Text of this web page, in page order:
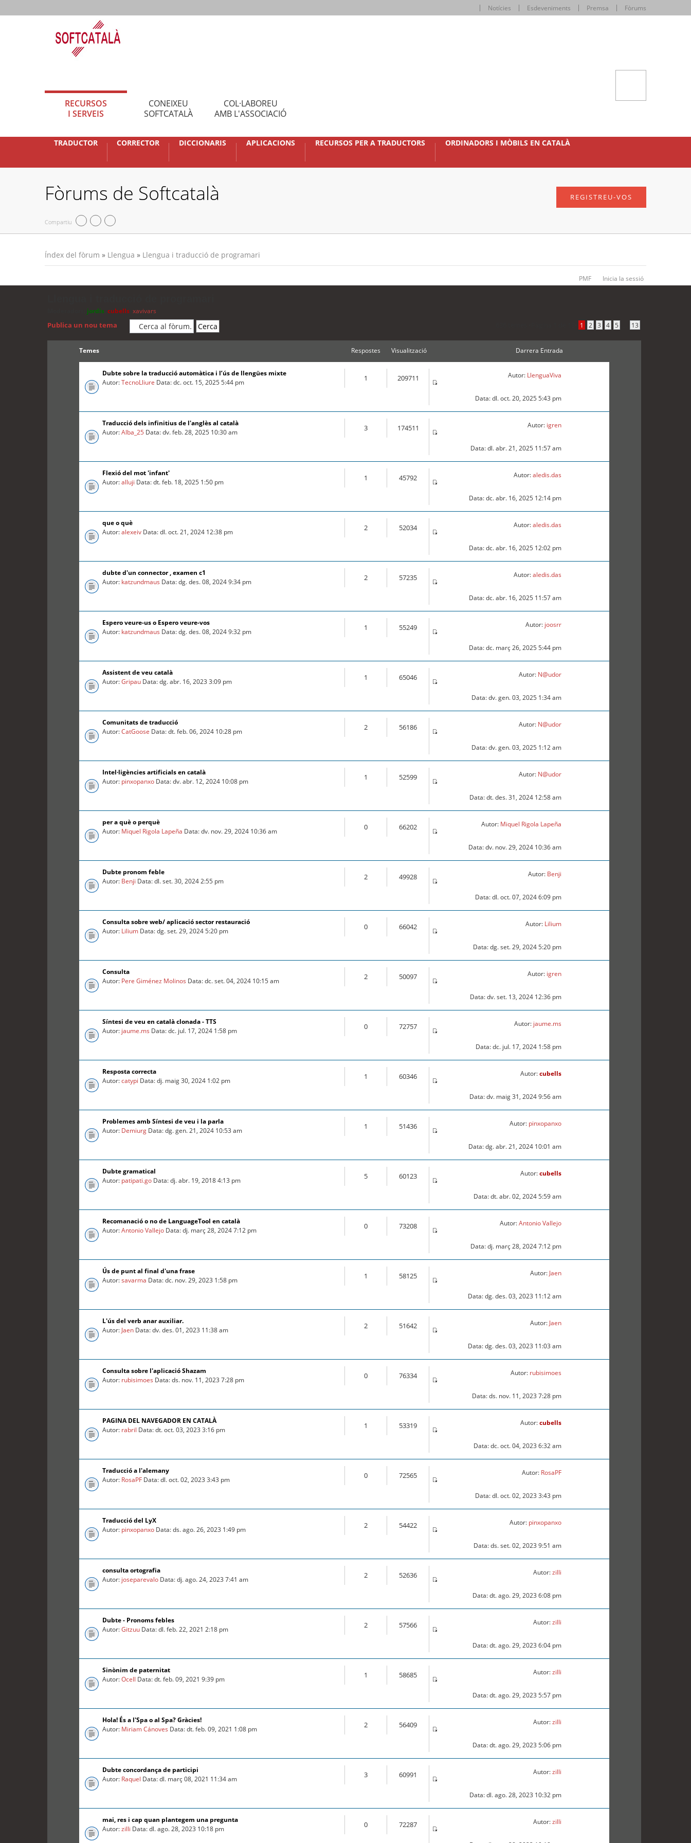
Notícies Esdeveniments Premsa Fòrums
RECURSOS
I SERVEIS
CONEIXEU
SOFTCATALÀ
COL·LABOREU
AMB L'ASSOCIACIÓ
TRADUCTOR CORRECTOR DICCIONARIS APLICACIONS RECURSOS PER A TRADUCTORS ORDINADORS I MÒBILS EN CATALÀ
Fòrums de Softcatalà
Compartiu
REGISTREU-VOS
Índex del fòrum » Llengua » Llengua i traducció de programari
PMF Inicia la sessió
jordis cubells xavivars
Publica un nou tema 1 2 3 4 5 13
Temes Respostes Visualització Darrera Entrada
Dubte sobre la traducció automàtica i l’ús de llengües mixte
Autor:TecnoLliure Data: dc. oct. 15, 2025 5:44 pm 1 209711 Autor: LlenguaViva
Data: dl. oct. 20, 2025 5:43 pm
Traducció dels infinitius de l'anglès al català
Autor:Alba_25 Data: dv. feb. 28, 2025 10:30 am 3 174511 Autor: igren
Data: dl. abr. 21, 2025 11:57 am
Flexió del mot 'infant'
Autor:alluji Data: dt. feb. 18, 2025 1:50 pm 1 45792 Autor:aledis.das
Data: dc. abr. 16, 2025 12:14 pm
que o què
Autor:alexeiv Data: dl. oct. 21, 2024 12:38 pm 2 52034 Autor:aledis.das
Data: dc. abr. 16, 2025 12:02 pm
dubte d'un connector , examen c1
Autor: katzundmaus Data: dg. des. 08, 2024 9:34 pm 2 57235 Autor:aledis.das
Data: dc. abr. 16, 2025 11:57 am
Espero veure-us o Espero veure-vos
Autor: katzundmaus Data: dg. des. 08, 2024 9:32 pm 1 55249 Autor: joosrr
Data: dc. març 26, 2025 5:44 pm
Assistent de veu català
Autor:Gripau Data: dg. abr. 16, 2023 3:09 pm 1 65046 Autor: N@udor
Data: dv. gen. 03, 2025 1:34 am
Comunitats de traducció
Autor:CatGoose Data: dt. feb. 06, 2024 10:28 pm 2 56186 Autor: N@udor
Data: dv. gen. 03, 2025 1:12 am
Intel·ligències artificials en català
Autor: pinxopanxo Data: dv. abr. 12, 2024 10:08 pm 1 52599 Autor: N@udor
Data: dt. des. 31, 2024 12:58 am
per a què o perquè
Autor: Miquel Rigola Lapeña Data: dv. nov. 29, 2024 10:36 am 0 66202 Autor: Miquel Rigola Lapeña
Data: dv. nov. 29, 2024 10:36 am
Dubte pronom feble
Autor: Benji Data: dl. set. 30, 2024 2:55 pm 2 49928 Autor: Benji
Data: dl. oct. 07, 2024 6:09 pm
Consulta sobre web/ aplicació sector restauració
Autor: Lilium Data: dg. set. 29, 2024 5:20 pm 0 66042 Autor: Lilium
Data: dg. set. 29, 2024 5:20 pm
Consulta
Autor: Pere Giménez Molinos Data: dc. set. 04, 2024 10:15 am 2 50097 Autor: igren
Data: dv. set. 13, 2024 12:36 pm
Síntesi de veu en català clonada - TTS
Autor: jaume.ms Data: dc. jul. 17, 2024 1:58 pm 0 72757 Autor: jaume.ms
Data: dc. jul. 17, 2024 1:58 pm
Resposta correcta
Autor:catypi Data: dj. maig 30, 2024 1:02 pm 1 60346 Autor:cubells
Data: dv. maig 31, 2024 9:56 am
Problemes amb Síntesi de veu i la parla
Autor: Demiurg Data: dg. gen. 21, 2024 10:53 am 1 51436 Autor: pinxopanxo
Data: dg. abr. 21, 2024 10:01 am
Dubte gramatical
Autor: patipati.go Data: dj. abr. 19, 2018 4:13 pm 5 60123 Autor:cubells
Data: dt. abr. 02, 2024 5:59 am
Recomanació o no de LanguageTool en català
Autor:Antonio Vallejo Data: dj. març 28, 2024 7:12 pm 0 73208 Autor:Antonio Vallejo
Data: dj. març 28, 2024 7:12 pm
Ús de punt al final d'una frase
Autor:savarma Data: dc. nov. 29, 2023 1:58 pm 1 58125 Autor: Jaen
Data: dg. des. 03, 2023 11:12 am
L'ús del verb anar auxiliar.
Autor: Jaen Data: dv. des. 01, 2023 11:38 am 2 51642 Autor: Jaen
Data: dg. des. 03, 2023 11:03 am
Consulta sobre l'aplicació Shazam
Autor: rubisimoes Data: ds. nov. 11, 2023 7:28 pm 0 76334 Autor: rubisimoes
Data: ds. nov. 11, 2023 7:28 pm
PAGINA DEL NAVEGADOR EN CATALÀ
Autor: rabril Data: dt. oct. 03, 2023 3:16 pm 1 53319 Autor:cubells
Data: dc. oct. 04, 2023 6:32 am
Traducció a l'alemany
Autor: RosaPF Data: dl. oct. 02, 2023 3:43 pm 0 72565 Autor: RosaPF
Data: dl. oct. 02, 2023 3:43 pm
Traducció del LyX
Autor: pinxopanxo Data: ds. ago. 26, 2023 1:49 pm 2 54422 Autor: pinxopanxo
Data: ds. set. 02, 2023 9:51 am
consulta ortografia
Autor: joseparevalo Data: dj. ago. 24, 2023 7:41 am 2 52636 Autor:zilli
Data: dt. ago. 29, 2023 6:08 pm
Dubte - Pronoms febles
Autor:Gitzuu Data: dl. feb. 22, 2021 2:18 pm 2 57566 Autor:zilli
Data: dt. ago. 29, 2023 6:04 pm
Sinònim de paternitat
Autor:Ocell Data: dt. feb. 09, 2021 9:39 pm 1 58685 Autor:zilli
Data: dt. ago. 29, 2023 5:57 pm
Hola! És a l'Spa o al Spa? Gràcies!
Autor: Miriam Cánoves Data: dt. feb. 09, 2021 1:08 pm 2 56409 Autor:zilli
Data: dt. ago. 29, 2023 5:06 pm
Dubte concordança de participi
Autor: Raquel Data: dl. març 08, 2021 11:34 am 3 60991 Autor:zilli
Data: dl. ago. 28, 2023 10:32 pm
mai, res i cap quan plantegem una pregunta
Autor:zilli Data: dl. ago. 28, 2023 10:18 pm 0 72287 Autor:zilli